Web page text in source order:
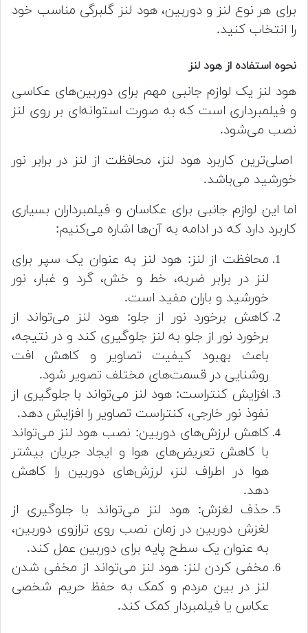
برای هر نوع لنز و دوربین، هود لنز گلبرگی مناسب خود
را انتخاب کنید.
نحوه استفاده از هود لنز
هود لنز یک لوازم جانبی مهم برای دوربین‌های عکاسی
و فیلمبرداری است که به صورت استوانه‌ای بر روی لنز
نصب می‌شود.
اصلی‌ترین کاربرد هود لنز، محافظت از لنز در برابر نور
خورشید می‌باشد.
اما این لوازم جانبی برای عکاسان و فیلمبرداران بسیاری
کاربرد دارد که در ادامه به آن‌ها اشاره می‌کنیم:
محافظت از لنز: هود لنز به عنوان یک سپر برای
لنز در برابر ضربه، خط و خش، گرد و غبار، نور
خورشید و باران مفید است.
کاهش برخورد نور از جلو: هود لنز می‌تواند از
برخورد نور از جلو به لنز جلوگیری کند و در نتیجه،
باعث بهبود کیفیت تصاویر و کاهش افت
روشنایی در قسمت‌های مختلف تصویر شود.
افزایش کنتراست: هود لنز می‌تواند با جلوگیری از
نفوذ نور خارجی، کنتراست تصاویر را افزایش دهد.
کاهش لرزش‌های دوربین: نصب هود لنز می‌تواند
با کاهش تعریض‌های هوا و ایجاد جریان بیشتر
هوا در اطراف لنز، لرزش‌های دوربین را کاهش
دهد.
حذف لغزش: هود لنز می‌تواند با جلوگیری از
لغزش دوربین در زمان نصب روی ترازوی دوربین،
به عنوان یک سطح پایه برای دوربین عمل کند.
مخفی کردن لنز: هود لنز می‌تواند از مخفی شدن
لنز در بین مردم و کمک به حفظ حریم شخصی
عکاس یا فیلمبردار کمک کند.